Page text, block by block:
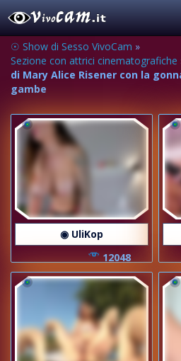
☉ Show di Sesso VivoCam »
Sezione con attrici cinematografiche
di Mary Alice Risener con la
gambe
◉ UliKop
12048